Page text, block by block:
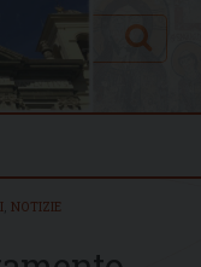
Search
NOTIZIE